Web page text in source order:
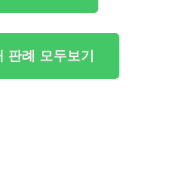
판례 모두보기